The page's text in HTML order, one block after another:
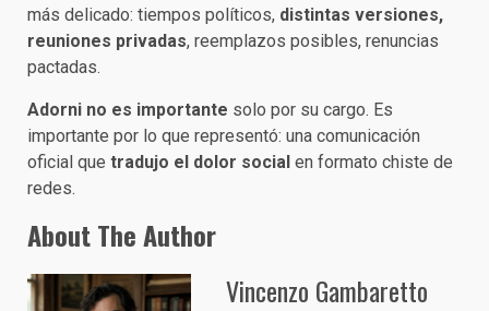
más delicado: tiempos políticos, distintas versiones,
reuniones privadas, reemplazos posibles, renuncias
pactadas.
Adorni no es importante solo por su cargo. Es
importante por lo que representó: una comunicación
oficial que tradujo el dolor social en formato chiste de
redes.
About The Author
Vincenzo Gambaretto